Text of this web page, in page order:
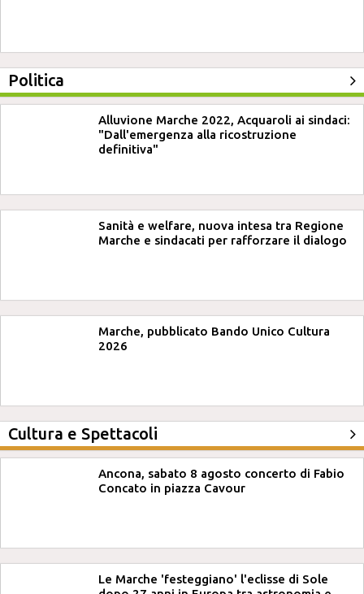
Politica
Alluvione Marche 2022, Acquaroli ai sindaci:
"Dall'emergenza alla ricostruzione
definitiva"
Sanità e welfare, nuova intesa tra Regione
Marche e sindacati per rafforzare il dialogo
Marche, pubblicato Bando Unico Cultura
2026
Cultura e Spettacoli
Ancona, sabato 8 agosto concerto di Fabio
Concato in piazza Cavour
Le Marche 'festeggiano' l'eclisse di Sole